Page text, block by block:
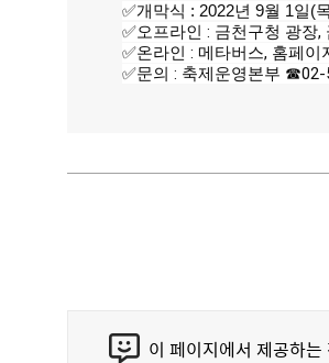
✅개막식 : 2022년 9월 1일(
✅오프라인 : 금천구청 광장
✅온라인 : 메타버스, 홈페이
✅문의 : 축제운영본부
이 페이지에서 제공하